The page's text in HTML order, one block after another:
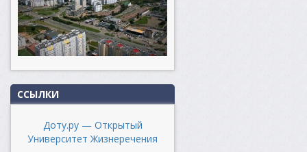
ССЫЛКИ
Доту.ру — Открытый
Университет Жизнеречения